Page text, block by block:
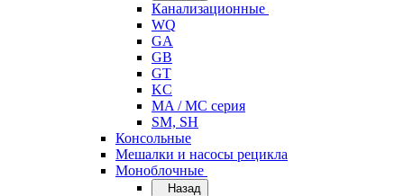
Канализационные
WQ
GA
GB
GT
KC
MA / MC серия
SM, SH
Консольные
Мешалки и насосы рецикла
Моноблочные
Назад